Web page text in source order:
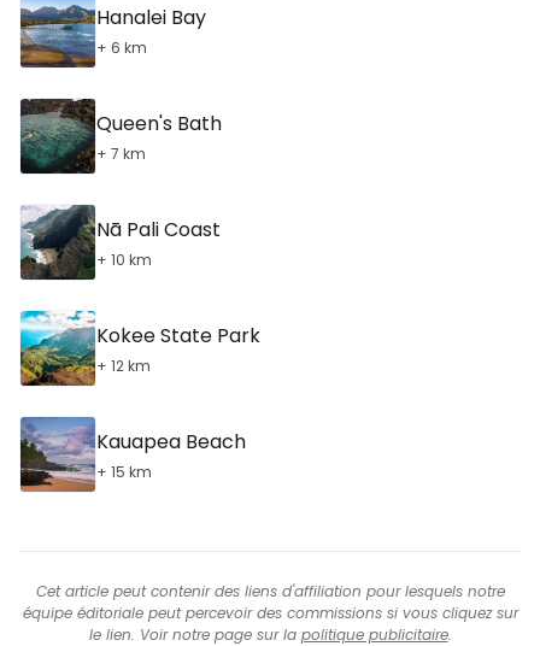
Hanalei Bay
+ 6 km
Queen's Bath
+ 7 km
Nā Pali Coast
+ 10 km
Kokee State Park
+ 12 km
Kauapea Beach
+ 15 km
Cet article peut contenir des liens d'affiliation pour lesquels notre
équipe éditoriale peut percevoir des commissions si vous cliquez sur
le lien. Voir notre page sur la politique publicitaire.